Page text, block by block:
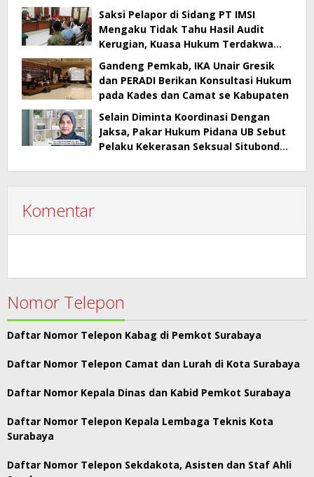
Tak Bisa Buktikan Kepemilikan
Saksi Pelapor di Sidang PT IMSI
Mengaku Tidak Tahu Hasil Audit
Kerugian, Kuasa Hukum Terdakwa
Sebut Banyak Kejanggalan
Gandeng Pemkab, IKA Unair Gresik
dan PERADI Berikan Konsultasi Hukum
pada Kades dan Camat se Kabupaten
Selain Diminta Koordinasi Dengan
Jaksa, Pakar Hukum Pidana UB Sebut
Pelaku Kekerasan Seksual Situbondo
Komentar
Nomor Telepon
Daftar Nomor Telepon Kabag di Pemkot Surabaya
Daftar Nomor Telepon Camat dan Lurah di Kota Surabaya
Daftar Nomor Kepala Dinas dan Kabid Pemkot Surabaya
Daftar Nomor Telepon Kepala Lembaga Teknis Kota
Surabaya
Daftar Nomor Telepon Sekdakota, Asisten dan Staf Ahli